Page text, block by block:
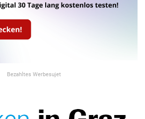
Bezahltes Werbesujet